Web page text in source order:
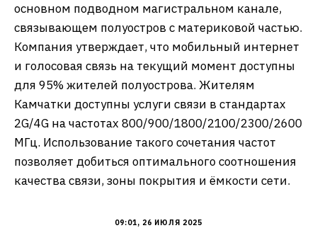
основном подводном магистральном канале,
связывающем полуостров с материковой частью.
Компания утверждает, что мобильный интернет
и голосовая связь на текущий момент доступны
для 95% жителей полуострова. Жителям
Камчатки доступны услуги связи в стандартах
2G/4G на частотах 800/900/1800/2100/2300/2600
МГц. Использование такого сочетания частот
позволяет добиться оптимального соотношения
качества связи, зоны покрытия и ёмкости сети.
09:01, 26 ИЮЛЯ 2025